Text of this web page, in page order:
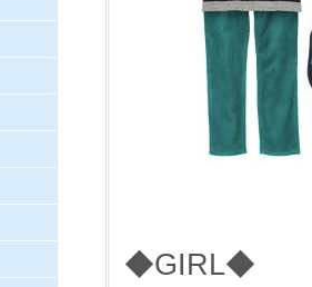
◆GIRL◆